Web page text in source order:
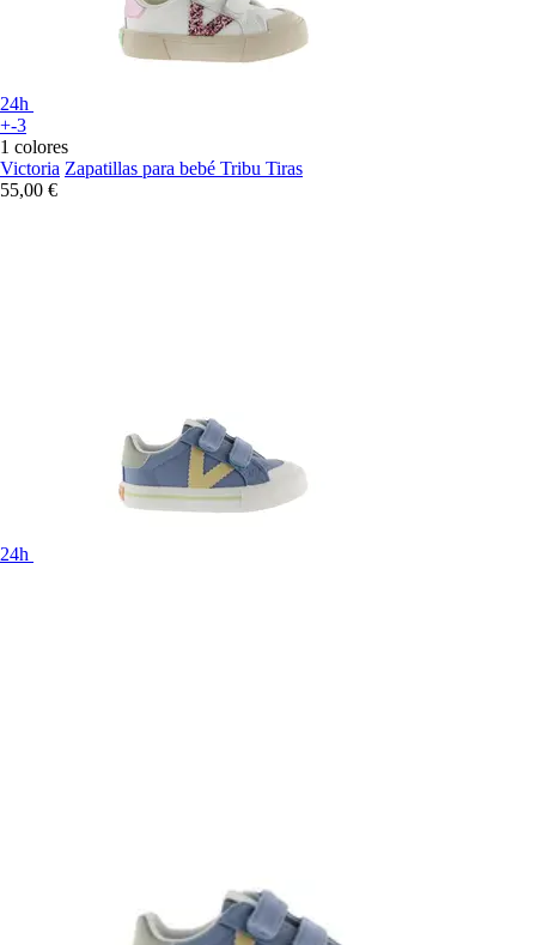
24h
+-3
1 colores
Victoria Zapatillas para bebé Tribu Tiras
55,00 €
24h